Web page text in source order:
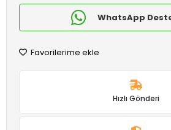
WhatsApp
Favorilerime ekle
Hızlı Gönderi